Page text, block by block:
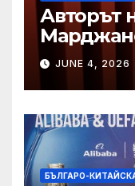
Авторът
“от тъга”
JUNE 4, 2026
БЪЛГАРО-